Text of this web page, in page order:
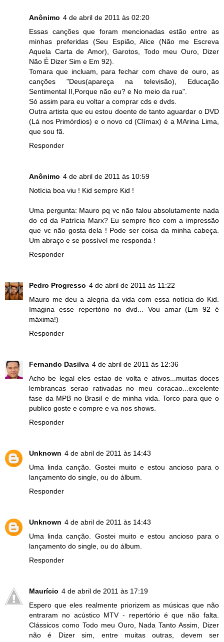
Anônimo 4 de abril de 2011 às 02:20
Essas canções que foram mencionadas estão entre as
minhas preferidas (Seu Espião, Alice (Não me Escreva
Aquela Carta de Amor), Garotos, Todo meu Ouro, Dizer
Não É Dizer Sim e Em 92).
Tomara que incluam, para fechar com chave de ouro, as
canções "Deus(apareça na televisão), Educação
Sentimental II,Porque não eu? e No meio da rua".
Só assim para eu voltar a comprar cds e dvds.
Outra artista que eu estou doente de tanto aguardar o DVD
(Lá nos Primórdios) e o novo cd (Clímax) é a MArina Lima,
que sou fã.
Responder
Anônimo 4 de abril de 2011 às 10:59
Notícia boa viu ! Kid sempre Kid !
Uma pergunta: Mauro pq vc não falou absolutamente nada
do cd da Patrícia Marx? Eu sempre fico com a impressão
que vc não gosta dela ! Pode ser coisa da minha cabeça.
Um abraço e se possível me responda !
Responder
Pedro Progresso 4 de abril de 2011 às 11:22
Mauro me deu a alegria da vida com essa notícia do Kid.
Imagina esse repertório no dvd... Vou amar (Em 92 é
máxima!)
Responder
Fernando Dasilva 4 de abril de 2011 às 12:36
Acho be legal eles estao de volta e ativos...muitas doces
lembrancas serao rativadas no meu coracao...excelente
fase da MPB no Brasil e de minha vida. Torco para que o
publico goste e compre e va nos shows.
Responder
Unknown 4 de abril de 2011 às 14:43
Uma linda canção. Gostei muito e estou ancioso para o
lançamento do single, ou do álbum.
Responder
Unknown 4 de abril de 2011 às 14:43
Uma linda canção. Gostei muito e estou ancioso para o
lançamento do single, ou do álbum.
Responder
Maurício 4 de abril de 2011 às 17:19
Espero que eles realmente priorizem as músicas que não
entraram no acústico MTV - repertório é que não falta.
Clássicos como Todo meu Ouro, Nada Tanto Assim, Dizer
não é Dizer sim, entre muitas outras, devem ser